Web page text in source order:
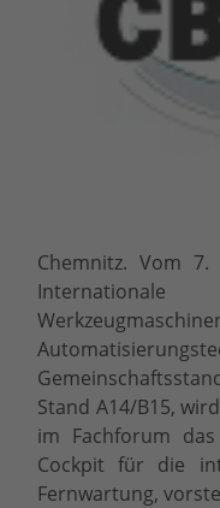
Chemnitz.Vom 7.
Stand A14/B15,
im Fachforum das
Cockpit für die
Fernwartung,